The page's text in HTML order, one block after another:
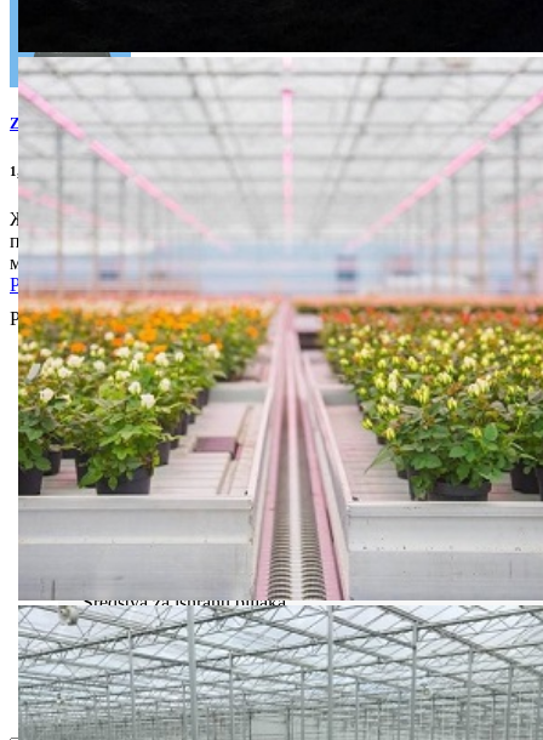
Zuti feromonski listovi
1,875.00din 10/1 pak
Жути лепљиви феромонски листови за детекцију
присуства: • Лисних ваши • Лисних минера • Беле
мушице • Тресетних мушица (Sciaridae)
Pogledaj
Prikaz1do5(od5proizvoda)
Bio priča
Biostimulacija
Dezinfekcija
Feromoni i klopke
Folije i agrotekstili
Oprema i instrumenti
Sredstva za ishranu biljaka
Sredstva za zaštitu biljaka
Supstrati
Zaštita ... u 10 litara